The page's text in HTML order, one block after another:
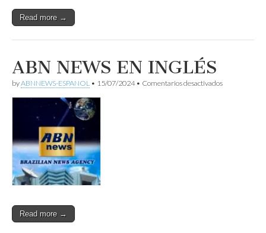
Read more →
ABN NEWS EN INGLÉS
byABNNEWS-ESPANOL • 15/07/2024• Comentarios desactivadosen
Read more →